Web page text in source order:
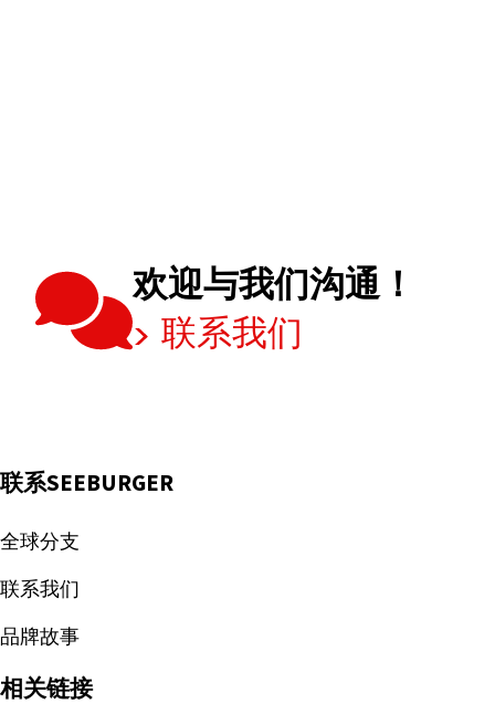
欢迎与我们沟通！
联系我们
联系SEEBURGER
全球分支
联系我们
品牌故事
相关链接